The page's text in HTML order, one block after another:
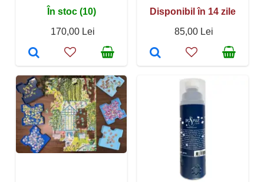
În stoc (10)
170,00 Lei
Disponibil în 14 zile
85,00 Lei